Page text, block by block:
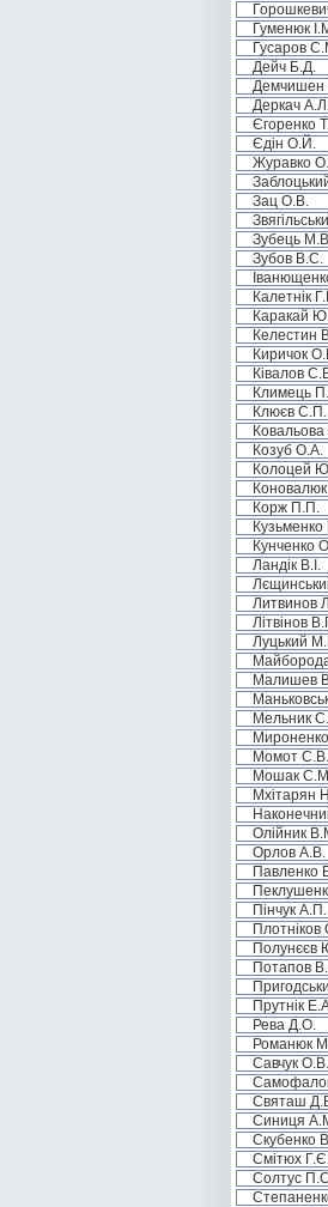
Гуменюк
Гусаров
Дейч Б.Д.
Демчишен
Деркач
Єгоренко
Єдін О.Й.
Журавко
Зац О.В.
Зубець
Зубов В.С.
Калетнік
Каракай
Келестин
Киричок
Ківалов
Климець
Клюєв С.П.
Козуб О.А.
Колоцей
Коновалюк
Корж П.П.
Кунченко
Ландік В.І.
Литвинов
Літвінов
Луцький
Малишев
Мельник
Момот С.В.
Мошак
Мхітарян
Олійник
Орлов А.В.
Павленко
Пінчук А.П.
Плотніков
Полунєєв
Потапов
Прутнік
Рева Д.О.
Романюк
Савчук О.В.
Святаш
Синиця
Скубенко
Смітюх
Солтус